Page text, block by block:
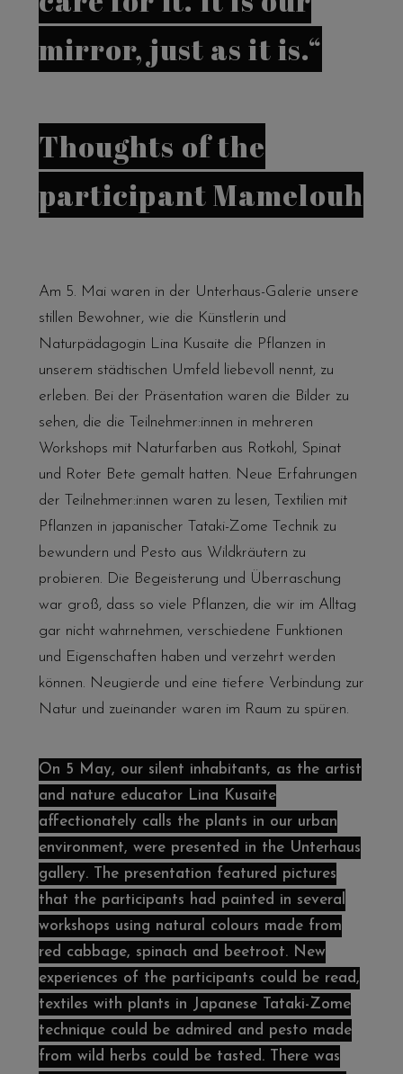
mirror, just as it is.“
Thoughts of the
participant Mamelouh
Am 5. Mai waren in der Unterhaus-Galerie unsere
stillen Bewohner, wie die Künstlerin und
Naturpädagogin Lina Kusaite die Pflanzen in
unserem städtischen Umfeld liebevoll nennt, zu
erleben. Bei der Präsentation waren die Bilder zu
sehen, die die Teilnehmer:innen in mehreren
Workshops mit Naturfarben aus Rotkohl, Spinat
und Roter Bete gemalt hatten. Neue Erfahrungen
der Teilnehmer:innen waren zu lesen, Textilien mit
Pflanzen in japanischer Tataki-Zome Technik zu
bewundern und Pesto aus Wildkräutern zu
probieren. Die Begeisterung und Überraschung
war groß, dass so viele Pflanzen, die wir im Alltag
gar nicht wahrnehmen, verschiedene Funktionen
und Eigenschaften haben und verzehrt werden
können. Neugierde und eine tiefere Verbindung zur
Natur und zueinander waren im Raum zu spüren.
On 5 May, our silent inhabitants, as the artist
and nature educator Lina Kusaite
affectionately calls the plants in our urban
environment, were presented in the Unterhaus
gallery. The presentation featured pictures
that the participants had painted in several
workshops using natural colours made from
red cabbage, spinach and beetroot. New
experiences of the participants could be read,
textiles with plants in Japanese Tataki-Zome
technique could be admired and pesto made
from wild herbs could be tasted. There was